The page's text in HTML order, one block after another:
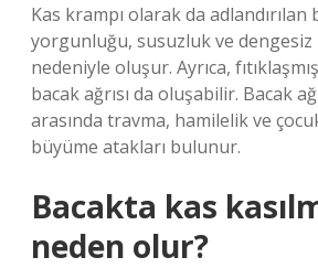
Kas krampı olarak da
yorgunluğu, susuzluk ve dengesiz
nedeniyle oluşur. Ayrıca,
bacak ağrısı da oluşabilir. Bacak
arasında travma, hamilelik ve
büyüme atakları bulunur.
Bacakta kas
neden olur?